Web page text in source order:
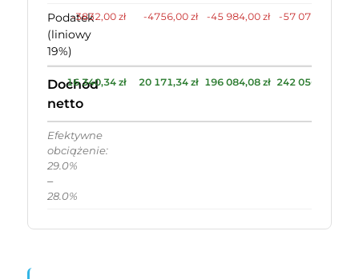
Podatek
(liniowy
19%)
-3832,00 zł -4756,00 zł -45 984,00 zł -57 072,00 zł
Dochód
netto
16 340,34 zł 20 171,34 zł 196 084,08 zł 242 056,08 zł
Efektywne
obciążenie:
29.0%
–
28.0%